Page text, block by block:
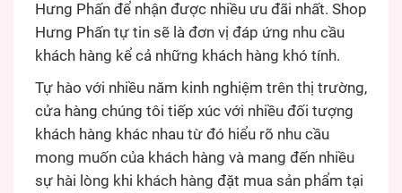
Hưng Phấn để nhận được nhiều ưu đãi nhất. Shop
Hưng Phấn tự tin sẽ là đơn vị đáp ứng nhu cầu
khách hàng kể cả những khách hàng khó tính.
Tự hào với nhiều năm kinh nghiệm trên thị trường,
cửa hàng chúng tôi tiếp xúc với nhiều đối tượng
khách hàng khác nhau từ đó hiểu rõ nhu cầu
mong muốn của khách hàng và mang đến nhiều
sự hài lòng khi khách hàng đặt mua sản phẩm tại